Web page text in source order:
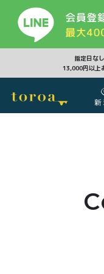
指定日な
13,000円以上